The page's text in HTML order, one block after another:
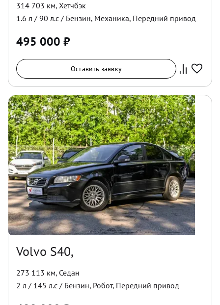
314 703 км, Хетчбэк
1.6 л / 90 л.с / Бензин, Механика, Передний привод
495 000 ₽
Оставить заявку
Volvo S40,
273 113 км, Седан
2 л / 145 л.с / Бензин, Робот, Передний привод